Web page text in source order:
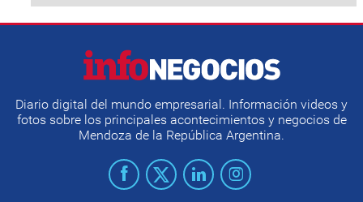
Diario digital del mundo empresarial. Información videos y
fotos sobre los principales acontecimientos y negocios de
Mendoza de la República Argentina.